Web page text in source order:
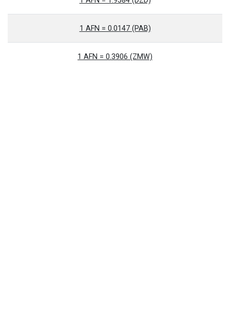
1 AFN = 0.0147 (PAB)
1 AFN = 0.3906 (ZMW)